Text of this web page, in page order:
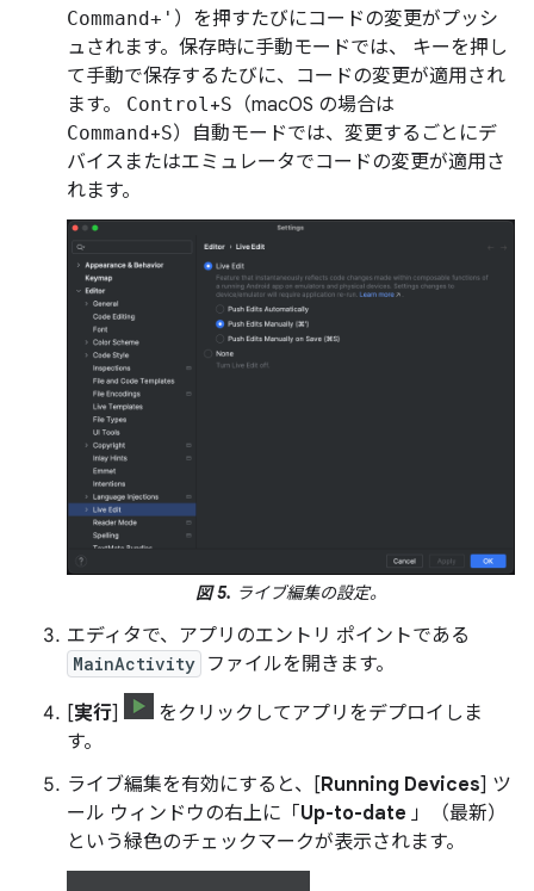
Command+' ）を押すたびにコードの変更がプッシ
ュされます。保存時に手動モードでは、 キーを押し
て手動で保存するたびに、コードの変更が適用され
ます。 Control+S （macOS の場合は
Command +S）自動モードでは、変更するごとにデ
バイスまたはエミュレータでコードの変更が適用さ
れます。
図 5. ライブ編集の設定。
エディタで、アプリのエントリ ポイントである
MainActivity ファイルを開きます。
[実行]
をクリックしてアプリをデプロイしま
す。
ライブ編集を有効にすると、[Running Devices] ツ
ール ウィンドウの右上に「 Up-to-date 」（最新）
という緑色のチェックマークが表示されます。